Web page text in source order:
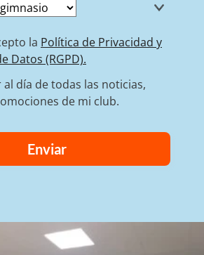
la Política de Privacidad y
Datos (RGPD).
día de todas las noticias,
de mi club.